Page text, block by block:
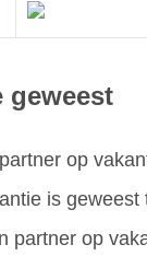
geweest
op
is
op